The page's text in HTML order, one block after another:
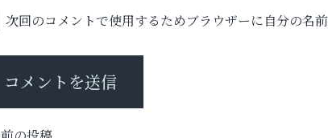
次回のコメントで使用するためブラウザーに自分の名